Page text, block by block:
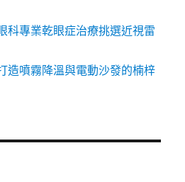
科專業乾眼症治療挑選近視雷
造噴霧降溫與電動沙發的楠梓